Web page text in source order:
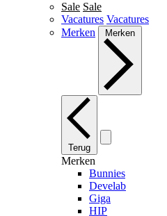
Sale Sale
Vacatures Vacatures
Merken
Merken
Terug
Merken
Bunnies
Develab
Giga
HIP